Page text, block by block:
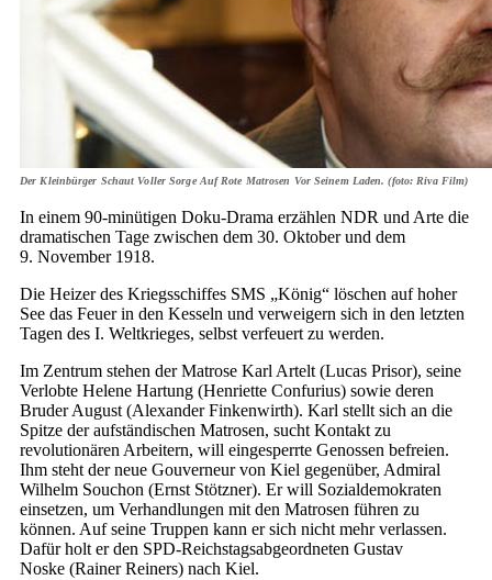
Der Kleinbürger Schaut Voller Sorge Auf Rote Matrosen Vor Seinem Laden. (foto: Riva Film)
In einem 90-minütigen Doku-Drama erzählen NDR und Arte die
dramatischen Tage zwischen dem 30. Oktober und dem
9. November 1918.
Die Heizer des Kriegsschiffes SMS „König“ löschen auf hoher
See das Feuer in den Kesseln und verweigern sich in den letzten
Tagen des I. Weltkrieges, selbst verfeuert zu werden.
Im Zentrum stehen der Matrose Karl Artelt (Lucas Prisor), seine
Verlobte Helene Hartung (Henriette Confurius) sowie deren
Bruder August (Alexander Finkenwirth). Karl stellt sich an die
Spitze der aufständischen Matrosen, sucht Kontakt zu
revolutionären Arbeitern, will eingesperrte Genossen befreien.
Ihm steht der neue Gouverneur von Kiel gegenüber, Admiral
Wilhelm Souchon (Ernst Stötzner). Er will Sozialdemokraten
einsetzen, um Verhandlungen mit den Matrosen führen zu
können. Auf seine Truppen kann er sich nicht mehr verlassen.
Dafür holt er den SPD-Reichstagsabgeordneten Gustav
Noske (Rainer Reiners) nach Kiel.